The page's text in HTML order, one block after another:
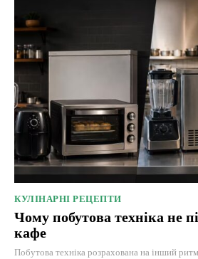
КУЛІНАРНІ РЕЦЕПТИ
Чому побутова техніка не
кафе
Побутова техніка розрахована на інший